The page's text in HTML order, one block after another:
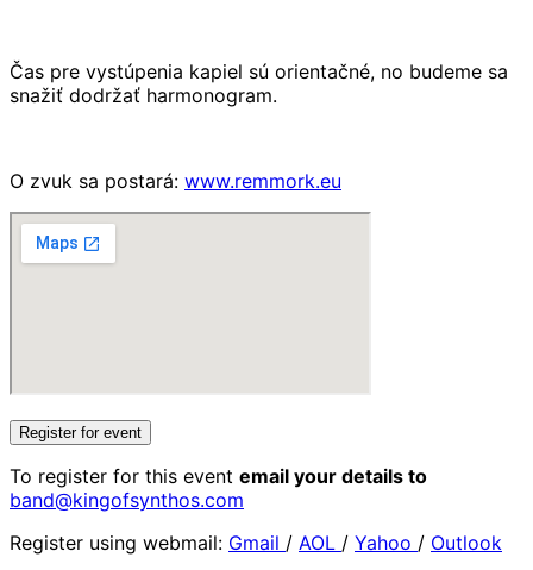
Čas pre vystúpenia kapiel sú orientačné, no budeme sa
snažiť dodržať harmonogram.
O zvuk sa postará: www.remmork.eu
Register for event
To register for this event email your details to
band@kingofsynthos.com
Register using webmail: Gmail / AOL / Yahoo / Outlook